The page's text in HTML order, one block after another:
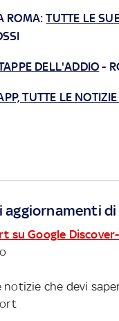
ROMA:TUTTE LE
DELL'ADDIO -
TUTTE LE
su Google Discover-
notizie che devi